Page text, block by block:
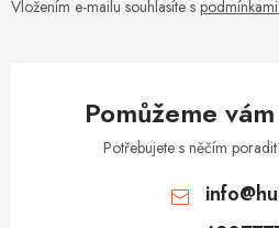
Vložením e-mailu souhlasíte s
Pomůžeme
Potřebujete s něčím
info@